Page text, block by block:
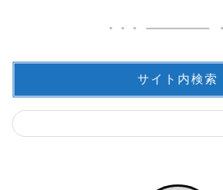
サイト内検索